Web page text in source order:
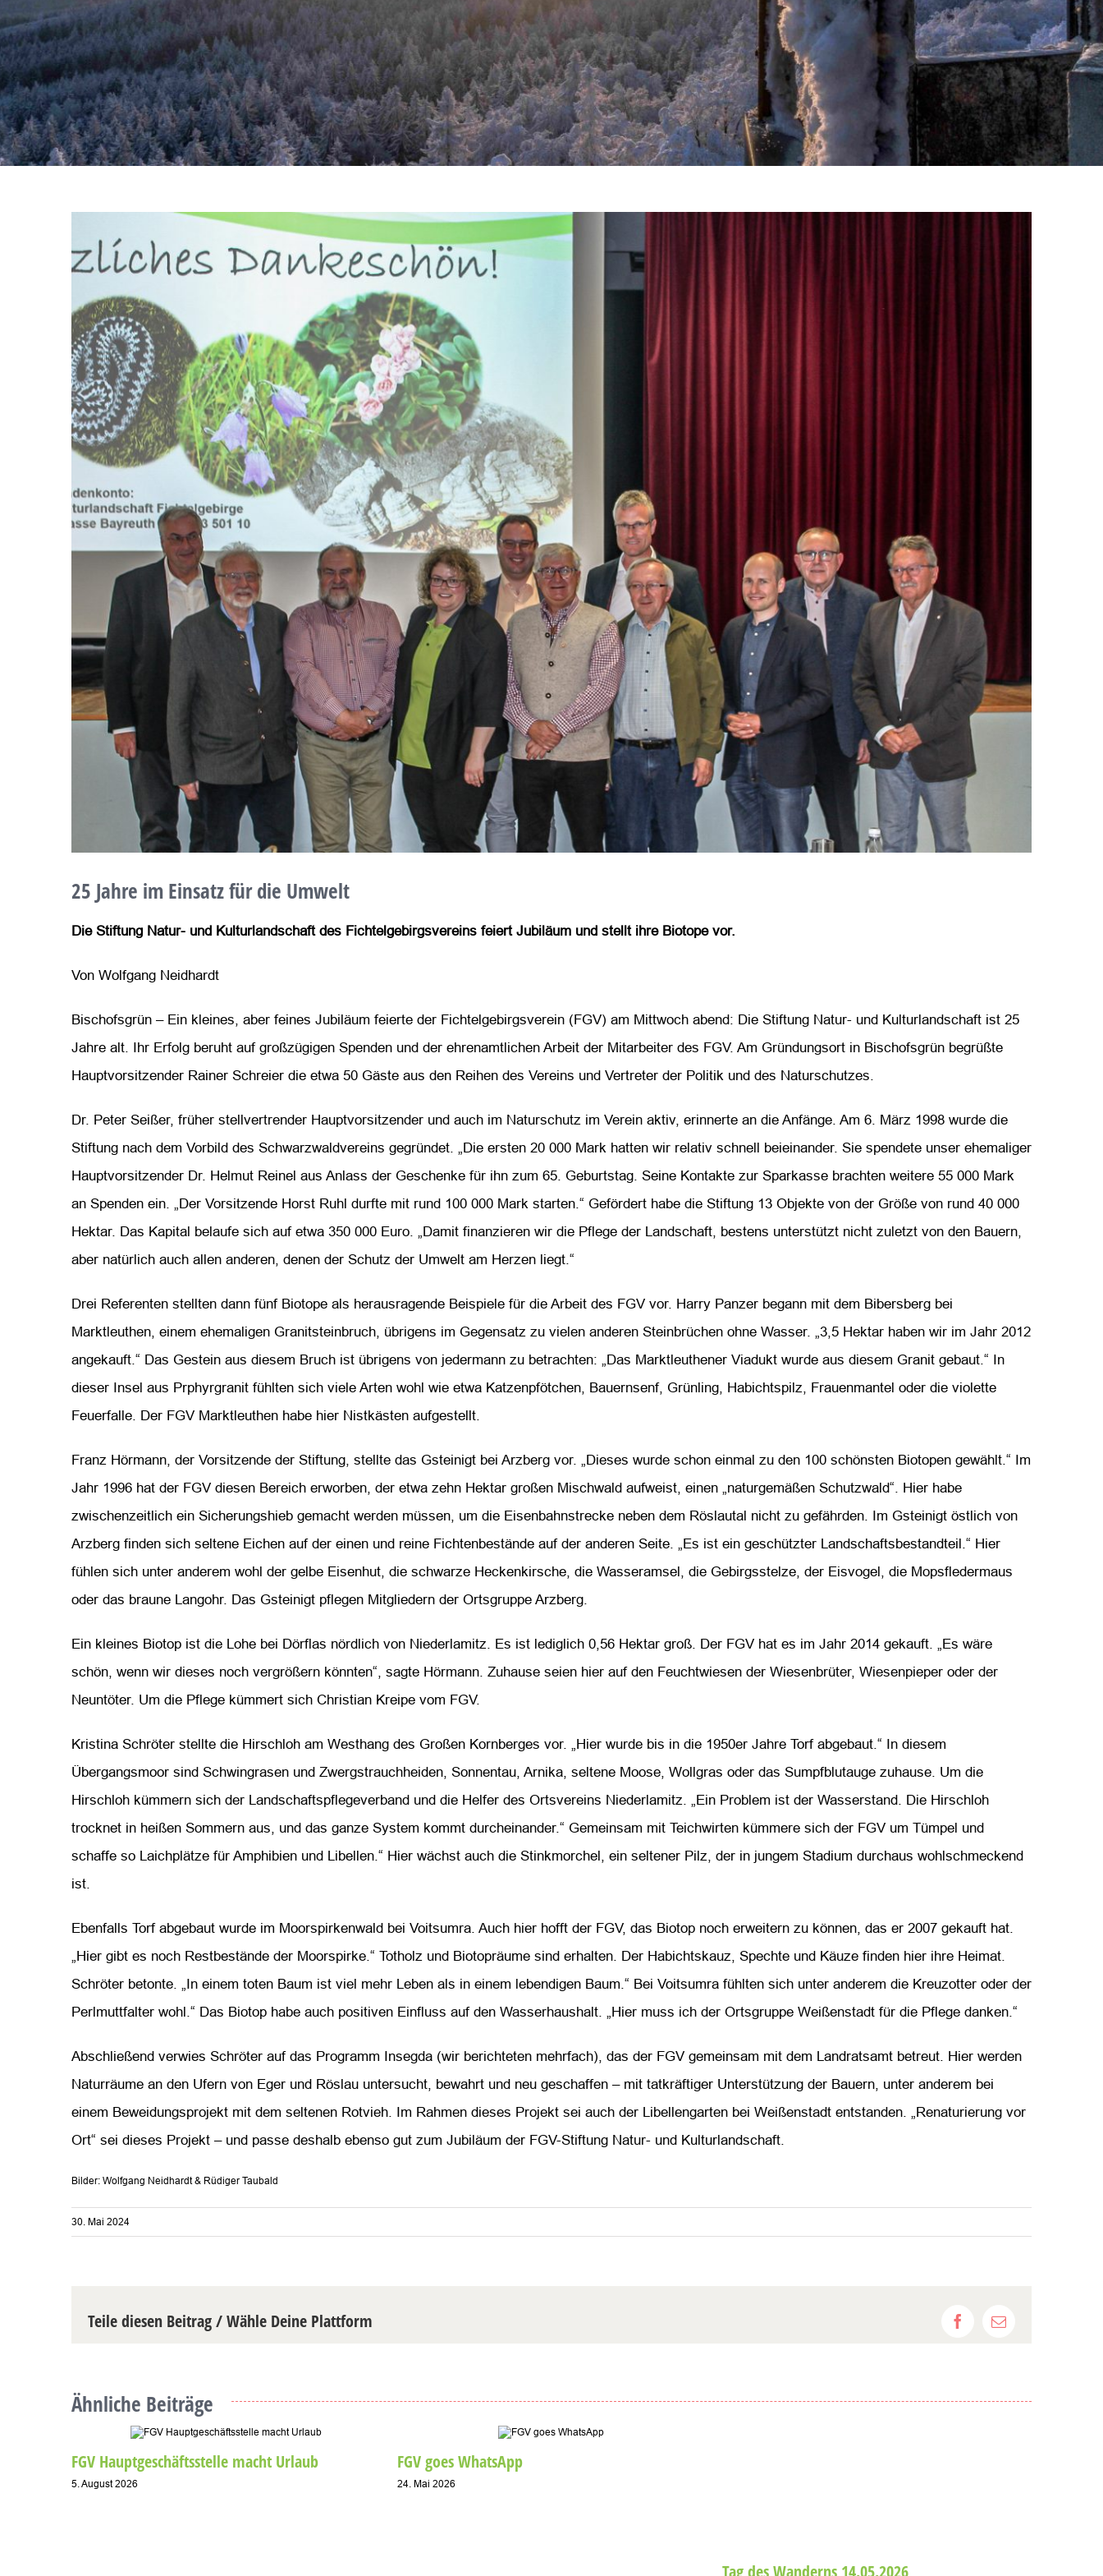
grösseres
Bild
25 Jahre im Einsatz für die Umwelt
Die Stiftung Natur- und Kulturlandschaft des Fichtelgebirgsvereins feiert Jubiläum und stellt ihre Biotope vor.
Von Wolfgang Neidhardt
Bischofsgrün – Ein kleines, aber feines Jubiläum feierte der Fichtelgebirgsverein (FGV) am Mittwoch abend: Die Stiftung Natur- und Kulturlandschaft ist 25
Jahre alt. Ihr Erfolg beruht auf großzügigen Spenden und der ehrenamtlichen Arbeit der Mitarbeiter des FGV. Am Gründungsort in Bischofsgrün begrüßte
Hauptvorsitzender Rainer Schreier die etwa 50 Gäste aus den Reihen des Vereins und Vertreter der Politik und des Naturschutzes.
Dr. Peter Seißer, früher stellvertrender Hauptvorsitzender und auch im Naturschutz im Verein aktiv, erinnerte an die Anfänge. Am 6. März 1998 wurde die
Stiftung nach dem Vorbild des Schwarzwaldvereins gegründet. „Die ersten 20 000 Mark hatten wir relativ schnell beieinander. Sie spendete unser ehemaliger
Hauptvorsitzender Dr. Helmut Reinel aus Anlass der Geschenke für ihn zum 65. Geburtstag. Seine Kontakte zur Sparkasse brachten weitere 55 000 Mark
an Spenden ein. „Der Vorsitzende Horst Ruhl durfte mit rund 100 000 Mark starten.“ Gefördert habe die Stiftung 13 Objekte von der Größe von rund 40 000
Hektar. Das Kapital belaufe sich auf etwa 350 000 Euro. „Damit finanzieren wir die Pflege der Landschaft, bestens unterstützt nicht zuletzt von den Bauern,
aber natürlich auch allen anderen, denen der Schutz der Umwelt am Herzen liegt.“
Drei Referenten stellten dann fünf Biotope als herausragende Beispiele für die Arbeit des FGV vor. Harry Panzer begann mit dem Bibersberg bei
Marktleuthen, einem ehemaligen Granitsteinbruch, übrigens im Gegensatz zu vielen anderen Steinbrüchen ohne Wasser. „3,5 Hektar haben wir im Jahr 2012
angekauft.“ Das Gestein aus diesem Bruch ist übrigens von jedermann zu betrachten: „Das Marktleuthener Viadukt wurde aus diesem Granit gebaut.“ In
dieser Insel aus Prphyrgranit fühlten sich viele Arten wohl wie etwa Katzenpfötchen, Bauernsenf, Grünling, Habichtspilz, Frauenmantel oder die violette
Feuerfalle. Der FGV Marktleuthen habe hier Nistkästen aufgestellt.
Franz Hörmann, der Vorsitzende der Stiftung, stellte das Gsteinigt bei Arzberg vor. „Dieses wurde schon einmal zu den 100 schönsten Biotopen gewählt.“ Im
Jahr 1996 hat der FGV diesen Bereich erworben, der etwa zehn Hektar großen Mischwald aufweist, einen „naturgemäßen Schutzwald“. Hier habe
zwischenzeitlich ein Sicherungshieb gemacht werden müssen, um die Eisenbahnstrecke neben dem Röslautal nicht zu gefährden. Im Gsteinigt östlich von
Arzberg finden sich seltene Eichen auf der einen und reine Fichtenbestände auf der anderen Seite. „Es ist ein geschützter Landschaftsbestandteil.“ Hier
fühlen sich unter anderem wohl der gelbe Eisenhut, die schwarze Heckenkirsche, die Wasseramsel, die Gebirgsstelze, der Eisvogel, die Mopsfledermaus
oder das braune Langohr. Das Gsteinigt pflegen Mitgliedern der Ortsgruppe Arzberg.
Ein kleines Biotop ist die Lohe bei Dörflas nördlich von Niederlamitz. Es ist lediglich 0,56 Hektar groß. Der FGV hat es im Jahr 2014 gekauft. „Es wäre
schön, wenn wir dieses noch vergrößern könnten“, sagte Hörmann. Zuhause seien hier auf den Feuchtwiesen der Wiesenbrüter, Wiesenpieper oder der
Neuntöter. Um die Pflege kümmert sich Christian Kreipe vom FGV.
Kristina Schröter stellte die Hirschloh am Westhang des Großen Kornberges vor. „Hier wurde bis in die 1950er Jahre Torf abgebaut.“ In diesem
Übergangsmoor sind Schwingrasen und Zwergstrauchheiden, Sonnentau, Arnika, seltene Moose, Wollgras oder das Sumpfblutauge zuhause. Um die
Hirschloh kümmern sich der Landschaftspflegeverband und die Helfer des Ortsvereins Niederlamitz. „Ein Problem ist der Wasserstand. Die Hirschloh
trocknet in heißen Sommern aus, und das ganze System kommt durcheinander.“ Gemeinsam mit Teichwirten kümmere sich der FGV um Tümpel und
schaffe so Laichplätze für Amphibien und Libellen.“ Hier wächst auch die Stinkmorchel, ein seltener Pilz, der in jungem Stadium durchaus wohlschmeckend
ist.
Ebenfalls Torf abgebaut wurde im Moorspirkenwald bei Voitsumra. Auch hier hofft der FGV, das Biotop noch erweitern zu können, das er 2007 gekauft hat.
„Hier gibt es noch Restbestände der Moorspirke.“ Totholz und Biotopräume sind erhalten. Der Habichtskauz, Spechte und Käuze finden hier ihre Heimat.
Schröter betonte. „In einem toten Baum ist viel mehr Leben als in einem lebendigen Baum.“ Bei Voitsumra fühlten sich unter anderem die Kreuzotter oder der
Perlmuttfalter wohl.“ Das Biotop habe auch positiven Einfluss auf den Wasserhaushalt. „Hier muss ich der Ortsgruppe Weißenstadt für die Pflege danken.“
Abschließend verwies Schröter auf das Programm Insegda (wir berichteten mehrfach), das der FGV gemeinsam mit dem Landratsamt betreut. Hier werden
Naturräume an den Ufern von Eger und Röslau untersucht, bewahrt und neu geschaffen – mit tatkräftiger Unterstützung der Bauern, unter anderem bei
einem Beweidungsprojekt mit dem seltenen Rotvieh. Im Rahmen dieses Projekt sei auch der Libellengarten bei Weißenstadt entstanden. „Renaturierung vor
Ort“ sei dieses Projekt – und passe deshalb ebenso gut zum Jubiläum der FGV-Stiftung Natur- und Kulturlandschaft.
Bilder: Wolfgang Neidhardt & Rüdiger Taubald
30. Mai 2024
Teile diesen Beitrag / Wähle Deine Plattform Facebook
E-
Ähnliche Beiträge
FGV Hauptgeschäftsstelle macht Urlaub
5. August 2026
FGV goes WhatsApp
24. Mai 2026